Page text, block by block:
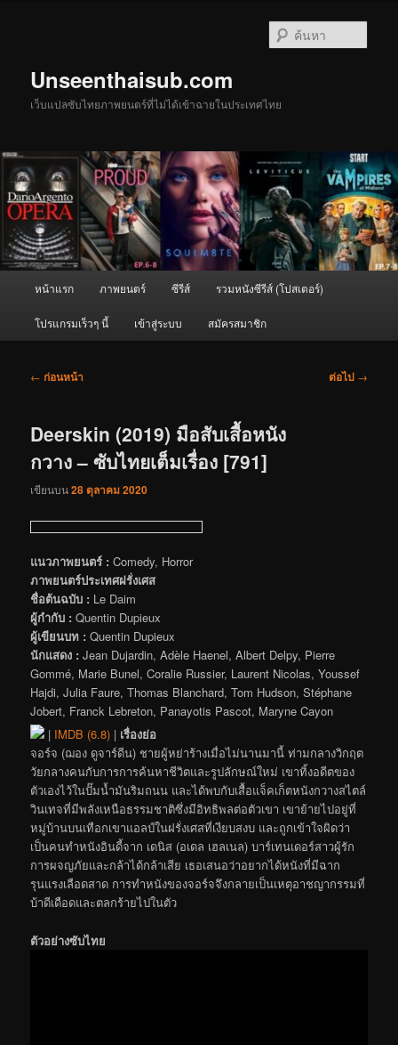
Unseenthaisub.com
เว็บแปลซับไทยภาพยนตร์ที่ไม่ได้เข้าฉายในประเทศไทย
หน้าแรก ภาพยนตร์ ซีรีส์ รวมหนังซีรีส์ (โปสเตอร์)
โปรแกรมเร็วๆ นี้ เข้าสู่ระบบ สมัครสมาชิก
เมนู
← ก่อนหน้า ต่อไป →
Deerskin (2019) มือสับเสื้อหนัง
กวาง – ซับไทยเต็มเรื่อง [791]
เขียนบน28 ตุลาคม 2020
แนวภาพยนตร์ : Comedy, Horror
ภาพยนตร์ประเทศฝรั่งเศส
ชื่อต้นฉบับ : Le Daim
ผู้กำกับ : Quentin Dupieux
ผู้เขียนบท : Quentin Dupieux
นักแสดง : Jean Dujardin, Adèle Haenel, Albert Delpy, Pierre
Gommé, Marie Bunel, Coralie Russier, Laurent Nicolas, Youssef
Hajdi, Julia Faure, Thomas Blanchard, Tom Hudson, Stéphane
Jobert, Franck Lebreton, Panayotis Pascot, Maryne Cayon
| IMDB (6.8) | เรื่องย่อ
จอร์จ (ฌอง ดูจาร์ดีน) ชายผู้หย่าร้างเมื่อไม่นานมานี้ ท่ามกลางวิกฤต
วัยกลางคนกับการการค้นหาชีวิตและรูปลักษณ์ใหม่ เขาทิ้งอดีตของ
ตัวเองไว้ในปั๊มน้ำมันริมถนน และได้พบกับเสื้อแจ็คเก็ตหนังกวางสไตล์
วินเทจที่มีพลังเหนือธรรมชาติซึ่งมีอิทธิพลต่อตัวเขา เขาย้ายไปอยู่ที่
หมู่บ้านบนเทือกเขาแอลป์ในฝรั่งเศสที่เงียบสงบ และถูกเข้าใจผิดว่า
เป็นคนทำหนังอินดี้จาก เดนิส (อเดล เฮลเนล) บาร์เทนเดอร์สาวผู้รัก
การผจญภัยและกล้าได้กล้าเสีย เธอเสนอว่าอยากได้หนังที่มีฉาก
รุนแรงเลือดสาด การทำหนังของจอร์จจึงกลายเป็นเหตุอาชญากรรมที่
บ้าดีเดือดและตลกร้ายไปในตัว
ตัวอย่างซับไทย